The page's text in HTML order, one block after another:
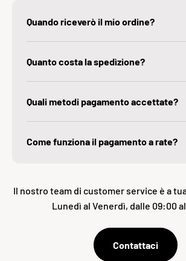
Quando riceverò il mio ordine?
Quanto costa la spedìzione?
Quali metodi pagamento accettate?
Come funziona il pagamento a rate?
Il nostro team di customer service è a
Lunedì al Venerdì, dalle 09:00
Contattaci